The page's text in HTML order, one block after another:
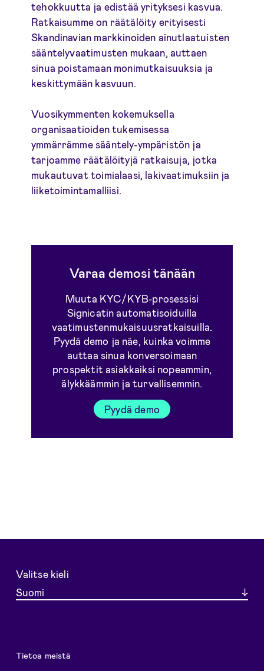
tehokkuutta ja edistää yrityksesi kasvua.
Ratkaisumme on räätälöity erityisesti
Skandinavian markkinoiden ainutlaatuisten
sääntelyvaatimusten mukaan, auttaen
sinua poistamaan monimutkaisuuksia ja
keskittymään kasvuun.
Vuosikymmenten kokemuksella
organisaatioiden tukemisessa
ymmärrämme sääntely-ympäristön ja
tarjoamme räätälöityjä ratkaisuja, jotka
mukautuvat toimialaasi, lakivaatimuksiin ja
liiketoimintamalliisi.
Varaa demosi tänään
Muuta KYC/KYB-prosessisi
Signicatin automatisoiduilla
vaatimustenmukaisuusratkaisuilla.
Pyydä demo ja näe, kuinka voimme
auttaa sinua konversoimaan
prospektit asiakkaiksi nopeammin,
älykkäämmin ja turvallisemmin.
Pyydä demo
Valitse kieli
Suomi
Tietoa meistä